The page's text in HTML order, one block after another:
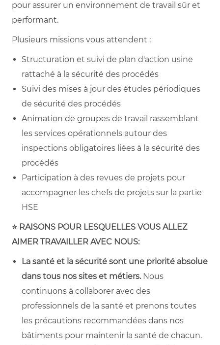
pour assurer un environnement de travail sûr et
performant.
Plusieurs missions vous attendent :
Structuration et suivi de plan d'action usine
rattaché à la sécurité des procédés
Suivi des mises à jour des études périodiques
de sécurité des procédés
Animation de groupes de travail rassemblant
les services opérationnels autour des
inspections obligatoires liées à la sécurité des
procédés
Participation à des revues de projets pour
accompagner les chefs de projets sur la partie
HSE
⭐ RAISONS POUR LESQUELLES VOUS ALLEZ
AIMER TRAVAILLER AVEC NOUS:
La santé et la sécurité sont une priorité absolue
dans tous nos sites et métiers. Nous
continuons à collaborer avec des
professionnels de la santé et prenons toutes
les précautions recommandées dans nos
bâtiments pour maintenir la santé de chacun.